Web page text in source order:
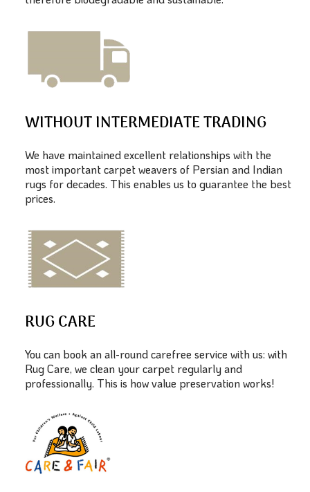
WITHOUT INTERMEDIATE TRADING
We have maintained excellent relationships with the
most important carpet weavers of Persian and Indian
rugs for decades. This enables us to guarantee the best
prices.
RUG CARE
You can book an all-round carefree service with us: with
Rug Care, we clean your carpet regularly and
professionally. This is how value preservation works!